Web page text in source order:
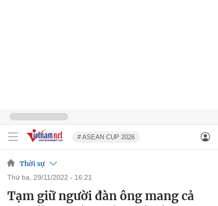
# ASEAN CUP 2026
Thời sự
thứ ba, 29/11/2022 - 16:21
Tạm giữ người đàn ông mang cả